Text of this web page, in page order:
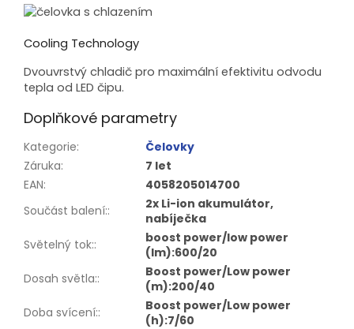
Cooling Technology
Dvouvrstvý chladič pro maximální efektivitu odvodu
tepla od LED čipu.
Doplňkové parametry
Kategorie:
Čelovky
Záruka:
7 let
EAN:
4058205014700
Součást balení::
2x Li-ion akumulátor,
nabíječka
Světelný tok::
boost power/low power
(lm):600/20
Dosah světla::
Boost power/Low power
(m):200/40
Doba svícení::
Boost power/Low power
(h):7/60